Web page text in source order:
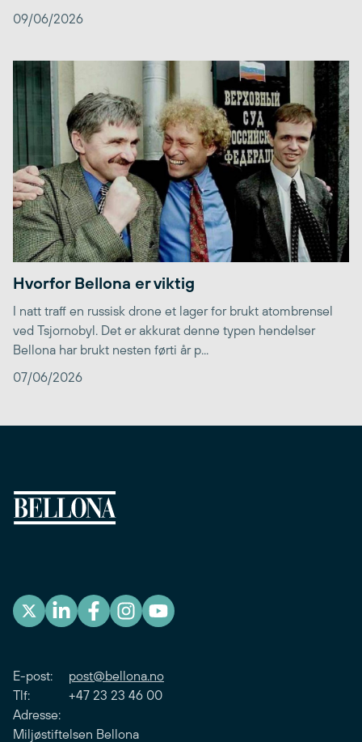
09/06/2026
Hvorfor Bellona er viktig
I natt traff en russisk drone et lager for brukt atombrensel
ved Tsjornobyl. Det er akkurat denne typen hendelser
Bellona har brukt nesten førti år p...
07/06/2026
E-post: post@bellona.no
Tlf: +47 23 23 46 00
Adresse:
Miljøstiftelsen Bellona